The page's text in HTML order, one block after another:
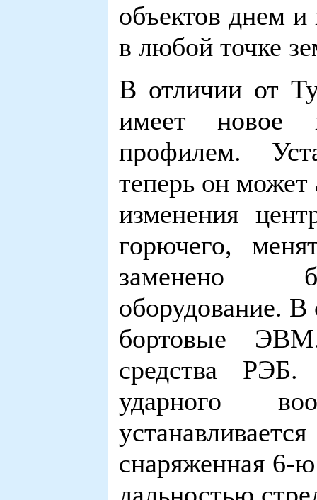
объектов днем
в любой точке
В отличии от
имеет новое
профилем.
теперь он может
изменения
горючего,
заменено
оборудование. В
бортовые
средства РЭБ.
ударного
снаряженная 6-